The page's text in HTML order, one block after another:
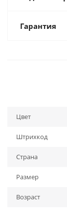
Гарантия
Цвет
Штрихкод
Страна
Размер
Возраст